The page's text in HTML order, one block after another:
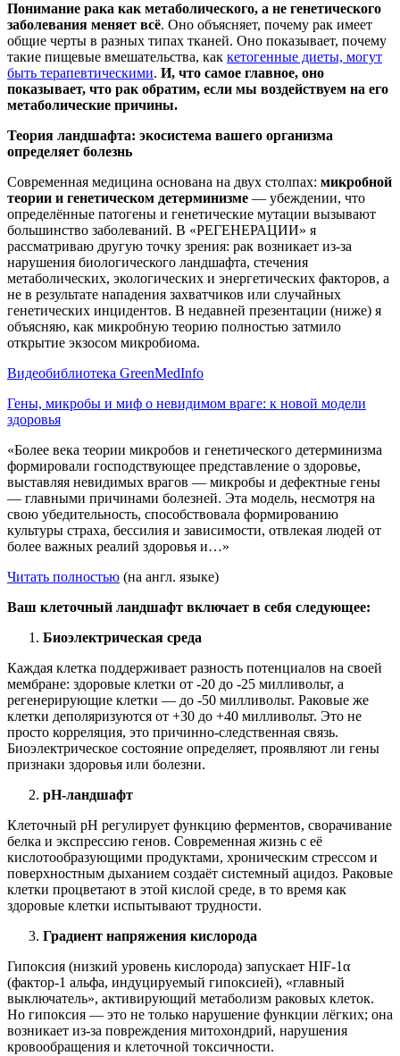
Понимание рака как метаболического, а не генетического
заболевания меняет всё. Оно объясняет, почему рак имеет
общие черты в разных типах тканей. Оно показывает, почему
такие пищевые вмешательства, как кетогенные диеты, могут
быть терапевтическими. И, что самое главное, оно
показывает, что рак обратим, если мы воздействуем на его
метаболические причины.
Теория ландшафта: экосистема вашего организма
определяет болезнь
Современная медицина основана на двух столпах: микробной
теории и генетическом детерминизме — убеждении, что
определённые патогены и генетические мутации вызывают
большинство заболеваний. В «РЕГЕНЕРАЦИИ» я
рассматриваю другую точку зрения: рак возникает из-за
нарушения биологического ландшафта, стечения
метаболических, экологических и энергетических факторов, а
не в результате нападения захватчиков или случайных
генетических инцидентов. В недавней презентации (ниже) я
объясняю, как микробную теорию полностью затмило
открытие экзосом микробиома.
Видеобиблиотека GreenMedInfo
Гены, микробы и миф о невидимом враге: к новой модели
здоровья
«Более века теории микробов и генетического детерминизма
формировали господствующее представление о здоровье,
выставляя невидимых врагов — микробы и дефектные гены
— главными причинами болезней. Эта модель, несмотря на
свою убедительность, способствовала формированию
культуры страха, бессилия и зависимости, отвлекая людей от
более важных реалий здоровья и…»
Читать полностью (на англ. языке)
Ваш клеточный ландшафт включает в себя следующее:
Биоэлектрическая среда
Каждая клетка поддерживает разность потенциалов на своей
мембране: здоровые клетки от -20 до -25 милливольт, а
регенерирующие клетки — до -50 милливольт. Раковые же
клетки деполяризуются от +30 до +40 милливольт. Это не
просто корреляция, это причинно-следственная связь.
Биоэлектрическое состояние определяет, проявляют ли гены
признаки здоровья или болезни.
pH-ландшафт
Клеточный pH регулирует функцию ферментов, сворачивание
белка и экспрессию генов. Современная жизнь с её
кислотообразующими продуктами, хроническим стрессом и
поверхностным дыханием создаёт системный ацидоз. Раковые
клетки процветают в этой кислой среде, в то время как
здоровые клетки испытывают трудности.
Градиент напряжения кислорода
Гипоксия (низкий уровень кислорода) запускает HIF-1α
(фактор-1 альфа, индуцируемый гипоксией), «главный
выключатель», активирующий метаболизм раковых клеток.
Но гипоксия — это не только нарушение функции лёгких; она
возникает из-за повреждения митохондрий, нарушения
кровообращения и клеточной токсичности.